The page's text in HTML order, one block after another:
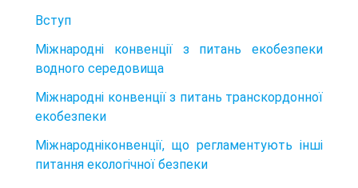
Вступ
Міжнародні конвенції з питань екобезпеки
водного середовища
Міжнародні конвенції з питань транскордонної
екобезпеки
Міжнародніконвенції, що регламентують інші
питання екологічної безпеки